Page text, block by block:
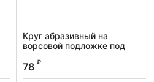
Круг абразивный на
ворсовой подложке под
перфорированный, P 40, 125
78 ₽